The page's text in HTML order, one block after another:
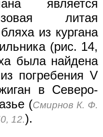
является
литая
из кургана
(рис. 14,
была найдена
погребения V
в Северо-
(Смирнов К. Ф.
12.).